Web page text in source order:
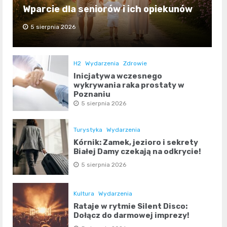
Wparcie dla seniorów i ich opiekunów
5 sierpnia 2026
H2 Wydarzenia Zdrowie
Inicjatywa wczesnego
wykrywania raka prostaty w
Poznaniu
5 sierpnia 2026
Turystyka Wydarzenia
Kórnik: Zamek, jezioro i sekrety
Białej Damy czekają na odkrycie!
5 sierpnia 2026
Kultura Wydarzenia
Rataje w rytmie Silent Disco:
Dołącz do darmowej imprezy!